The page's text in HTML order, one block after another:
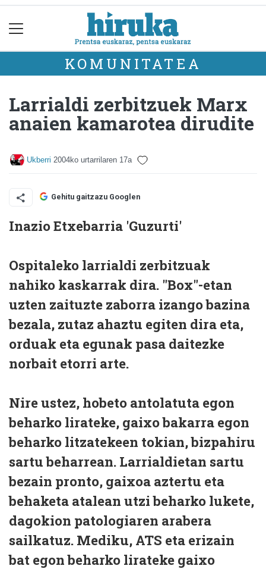
KOMUNITATEA
Larrialdi zerbitzuek Marx
anaien kamarotea dirudite
Ukberri 2004ko urtarrilaren 17a
Gehitu gaitzazu Googlen
Inazio Etxebarria 'Guzurti'
Ospitaleko larrialdi zerbitzuak
nahiko kaskarrak dira. "Box"-etan
uzten zaituzte zaborra izango bazina
bezala, zutaz ahaztu egiten dira eta,
orduak eta egunak pasa daitezke
norbait etorri arte.
Nire ustez, hobeto antolatuta egon
beharko lirateke, gaixo bakarra egon
beharko litzatekeen tokian, bizpahiru
sartu beharrean. Larrialdietan sartu
bezain pronto, gaixoa aztertu eta
behaketa atalean utzi beharko lukete,
dagokion patologiaren arabera
sailkatuz. Mediku, ATS eta erizain
bat egon beharko lirateke gaixo